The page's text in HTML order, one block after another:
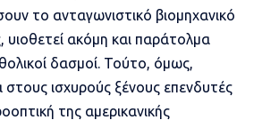
το ανταγωνιστικό βιομηχανικό
υιοθετεί ακόμη και παράτολμα
δασμοί. Τούτο, όμως,
στους ισχυρούς ξένους επενδυτές
της αμερικανικής